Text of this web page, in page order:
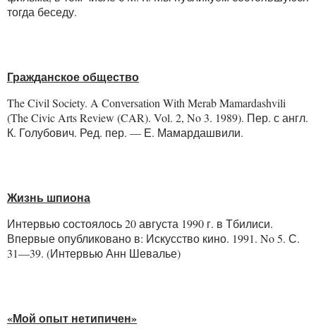
тогда беседу.
Гражданское общество
The Civil Society. A Conversation With Merab Mamardashvili
(The Civic Arts Review (CAR). Vol. 2, No 3. 1989). Пер. с англ.
К. Голубович. Ред. пер. — Е. Мамардашвили.
Жизнь шпиона
Интервью состоялось 20 августа 1990 г. в Тбилиси.
Впервые опубликовано в: Искусство кино. 1991. No 5. С.
31—39. (Интервью Анн Шевалье)
«Мой опыт нетипичен»